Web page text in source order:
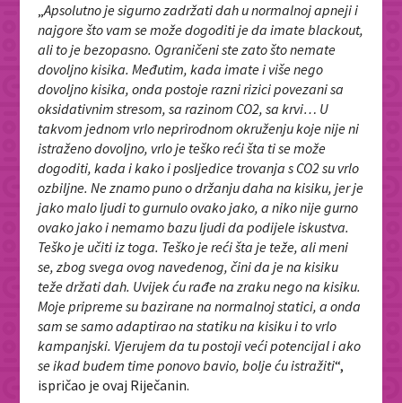
„Apsolutno je sigurno zadržati dah u normalnoj apneji i
najgore što vam se može dogoditi je da imate blackout,
ali to je bezopasno. Ograničeni ste zato što nemate
dovoljno kisika. Međutim, kada imate i više nego
dovoljno kisika, onda postoje razni rizici povezani sa
oksidativnim stresom, sa razinom CO2, sa krvi… U
takvom jednom vrlo neprirodnom okruženju koje nije ni
istraženo dovoljno, vrlo je teško reći šta ti se može
dogoditi, kada i kako i posljedice trovanja s CO2 su vrlo
ozbiljne. Ne znamo puno o držanju daha na kisiku, jer je
jako malo ljudi to gurnulo ovako jako, a niko nije gurno
ovako jako i nemamo bazu ljudi da podijele iskustva.
Teško je učiti iz toga. Teško je reći šta je teže, ali meni
se, zbog svega ovog navedenog, čini da je na kisiku
teže držati dah. Uvijek ću rađe na zraku nego na kisiku.
Moje pripreme su bazirane na normalnoj statici, a onda
sam se samo adaptirao na statiku na kisiku i to vrlo
kampanjski. Vjerujem da tu postoji veći potencijal i ako
se ikad budem time ponovo bavio, bolje ću istražiti“,
ispričao je ovaj Riječanin.